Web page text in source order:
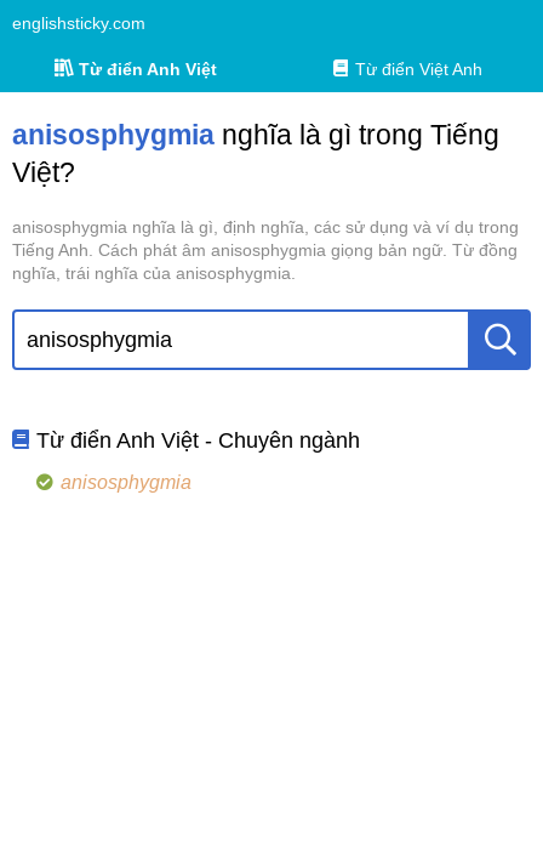
englishsticky.com
Từ điển Anh Việt Từ điển Việt Anh
anisosphygmia nghĩa là gì trong Tiếng
Việt?
anisosphygmia nghĩa là gì, định nghĩa, các sử dụng và ví dụ trong
Tiếng Anh. Cách phát âm anisosphygmia giọng bản ngữ. Từ đồng
nghĩa, trái nghĩa của anisosphygmia.
Từ điển Anh Việt - Chuyên ngành
anisosphygmia